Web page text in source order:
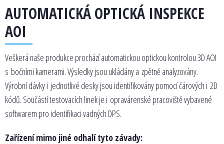
AUTOMATICKÁ OPTICKÁ INSPEKCE
AOI
Veškerá naše produkce prochází automatickou optickou kontrolou 3D AOI
s bočními kamerami. Výsledky jsou ukládány a zpětně analyzovány.
Výrobní dávky i jednotlivé desky jsou identifikovány pomocí čárových i 2D
kódů. Součástí testovacích linek je i opravárenské pracoviště vybavené
softwarem pro identifikaci vadných DPS.
Zařízení mimo jiné odhalí tyto závady: